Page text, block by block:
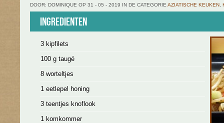
DOOR: DOMINIQUE OP 31 - 05 - 2019 IN DE CATEGORIE AZIATISCHE KEUKEN
Ingredienten
3 kipfilets
100 g taugé
8 worteltjes
1 eetlepel honing
3 teentjes knoflook
1 komkommer